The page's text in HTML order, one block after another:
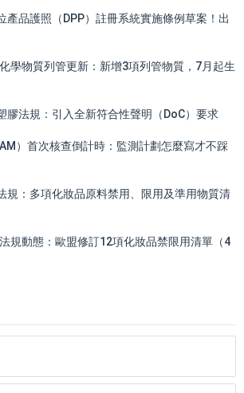
產品護照（DPP）註冊系統實施條例草案！出
學物質列管更新：新增3項列管物質，7月起生
膠法規：引入全新符合性聲明（DoC）要求
）首次核查倒計時：監測計劃怎麼寫才不踩
規：多項化妝品原料禁用、限用及準用物質清
規動態：歐盟修訂12項化妝品禁限用清單（4